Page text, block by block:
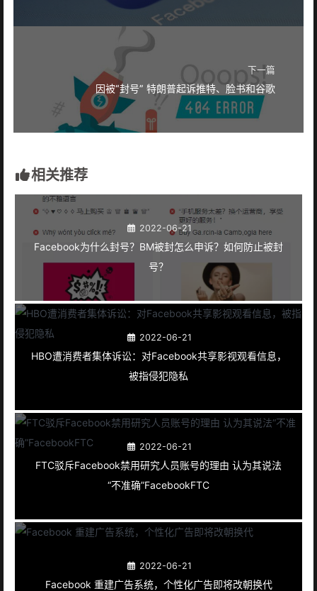
下一篇
因被“封号” 特朗普起诉推特、脸书和谷歌
相关推荐
2022-06-21
Facebook为什么封号？BM被封怎么申诉？如何防止被封
号？
2022-06-21
HBO遭消费者集体诉讼：对Facebook共享影视观看信息，
被指侵犯隐私
2022-06-21
FTC驳斥Facebook禁用研究人员账号的理由 认为其说法
“不准确”FacebookFTC
2022-06-21
Facebook 重建广告系统，个性化广告即将改朝换代